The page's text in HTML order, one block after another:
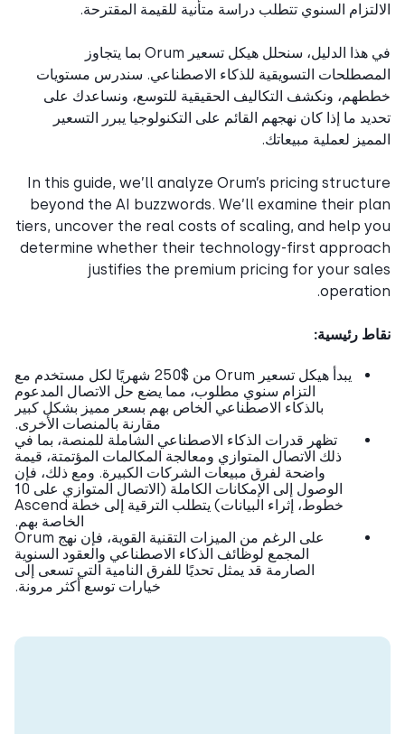
السنوي تتطلب دراسة متأنية للقيمة المقترحة.
في هذا الدليل، سنحلل هيكل تسعير Orum بما يتجاوز
التسويقية للذكاء الاصطناعي. سندرس مستويات
ونكشف التكاليف الحقيقية للتوسع، ونساعدك على
ما إذا كان نهجهم القائم على التكنولوجيا يبرر التسعير
لعملية مبيعاتك.
In this guide, we’ll analyze Orum’s pricing
beyond the AI buzzwords. We’ll examine their
tiers, uncover the real costs of scaling, and help
determine whether their technology-first
justifies the premium pricing for your
رئيسية:
يبدأ هيكل تسعير Orum من $250 شهريًا لكل مستخدم مع
التزام سنوي مطلوب، مما يضع حل الاتصال المدعوم
بالذكاء الاصطناعي الخاص بهم بسعر مميز بشكل كبير
مقارنة بالمنصات الأخرى.
تظهر قدرات الذكاء الاصطناعي الشاملة للمنصة، بما في
ذلك الاتصال المتوازي ومعالجة المكالمات المؤتمتة، قيمة
واضحة لفرق مبيعات الشركات الكبيرة. ومع ذلك، فإن
الوصول إلى الإمكانات الكاملة (الاتصال المتوازي على 10
خطوط، إثراء البيانات) يتطلب الترقية إلى خطة Ascend
الخاصة بهم.
على الرغم من الميزات التقنية القوية، فإن نهج Orum
المجمع لوظائف الذكاء الاصطناعي والعقود السنوية
الصارمة قد يمثل تحديًا للفرق النامية التي تسعى إلى
خيارات توسع أكثر مرونة.